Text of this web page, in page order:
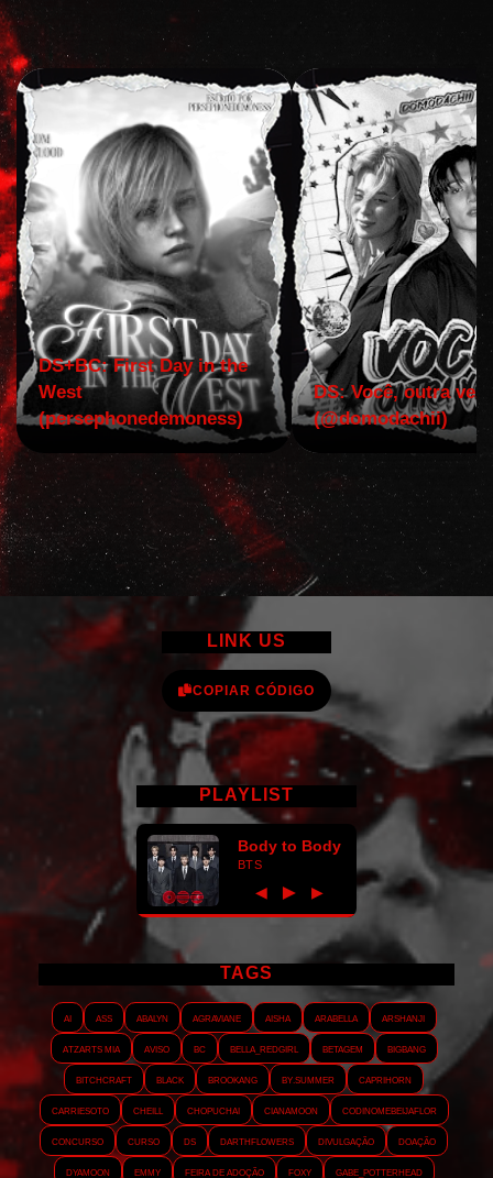
DS+BC: First Day in the
West
(persephonedemoness)
DS: Você, outra vez!
(@domodachii)
LINK US
COPIAR CÓDIGO
PLAYLIST
Body to Body
BTS
◀ ► ▶
TAGS
AI ASS Abalyn Agraviane Aisha Arabella
Arshanji
Atzarts Mia
Aviso BC Bella_RedGirl Betagem
Bigbang
Bitchcraft
Black Brookang By.summer
Caprihorn
Carriesoto
Cheill Chopuchai Cianamoon
Codinomebeijaflor
Concurso
Curso DS Darthflowers Divulgação
Doação
Dyamoon
Emmy Feira de adoção Foxy Gabe_Potterhead